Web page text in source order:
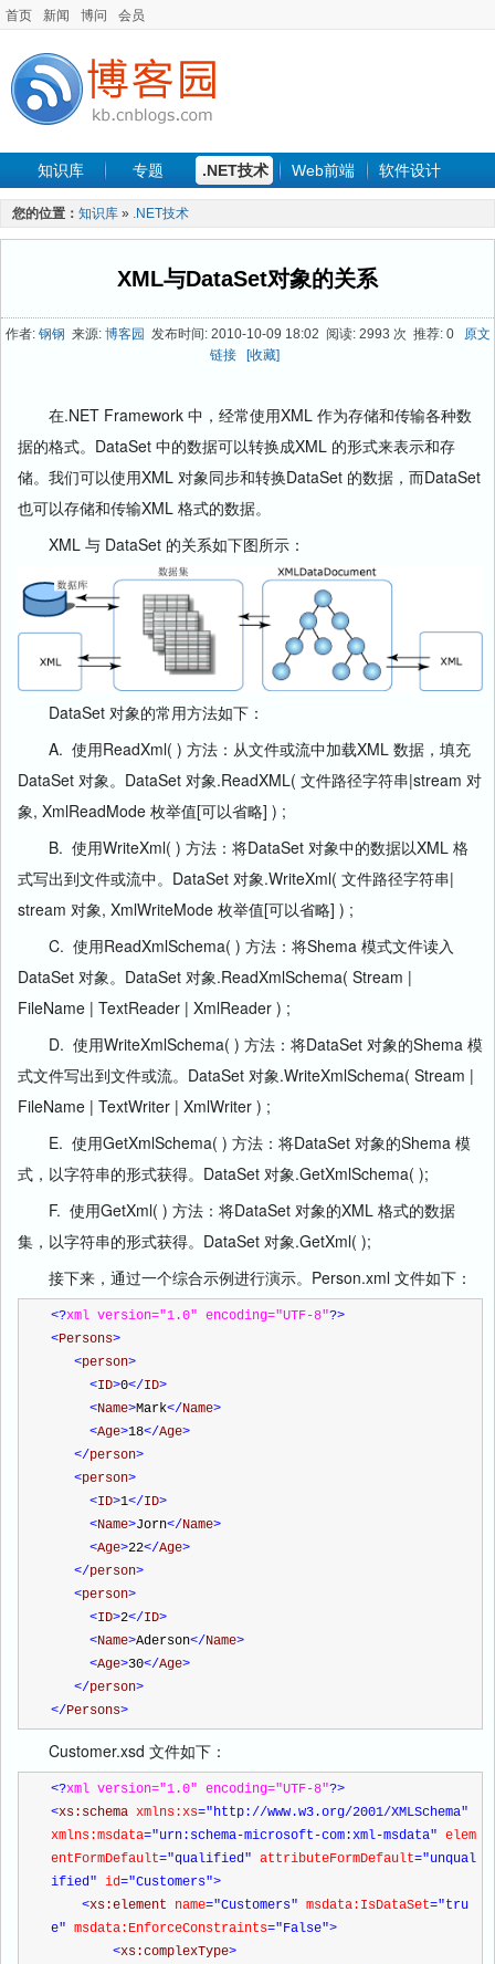
首页 新闻 博问 会员
知识库 专题 .NET技术 Web前端 软件设计
手机开发 软件工程
最新文章
您的位置： 知识库 » .NET技术
XML与DataSet对象的关系
作者: 钢钢 来源: 博客园 发布时间: 2010-10-09 18:02 阅读: 2993 次 推荐: 0
原文
链接
[收藏]
在.NET Framework 中，经常使用XML 作为存储和传输各种数
据的格式。DataSet 中的数据可以转换成XML 的形式来表示和存
储。我们可以使用XML 对象同步和转换DataSet 的数据，而DataSet
也可以存储和传输XML 格式的数据。
XML 与 DataSet 的关系如下图所示：
DataSet 对象的常用方法如下：
A. 使用ReadXml( ) 方法：从文件或流中加载XML 数据，填充
DataSet 对象。DataSet 对象.ReadXML( 文件路径字符串|stream 对
象, XmlReadMode 枚举值[可以省略] ) ;
B. 使用WriteXml( ) 方法：将DataSet 对象中的数据以XML 格
式写出到文件或流中。DataSet 对象.WriteXml( 文件路径字符串|
stream 对象, XmlWriteMode 枚举值[可以省略] ) ;
C. 使用ReadXmlSchema( ) 方法：将Shema 模式文件读入
DataSet 对象。DataSet 对象.ReadXmlSchema( Stream |
FileName | TextReader | XmlReader ) ;
D. 使用WriteXmlSchema( ) 方法：将DataSet 对象的Shema 模
式文件写出到文件或流。DataSet 对象.WriteXmlSchema( Stream |
FileName | TextWriter | XmlWriter ) ;
E. 使用GetXmlSchema( ) 方法：将DataSet 对象的Shema 模
式，以字符串的形式获得。DataSet 对象.GetXmlSchema( );
F. 使用GetXml( ) 方法：将DataSet 对象的XML 格式的数据
集，以字符串的形式获得。DataSet 对象.GetXml( );
接下来，通过一个综合示例进行演示。Person.xml 文件如下：
<?xml version="1.0" encoding="UTF-8"?>
<Persons>
<person>
<ID>0</ID>
<Name>Mark</Name>
<Age>18</Age>
</person>
<person>
<ID>1</ID>
<Name>Jorn</Name>
<Age>22</Age>
</person>
<person>
<ID>2</ID>
<Name>Aderson</Name>
<Age>30</Age>
</person>
</Persons>
Customer.xsd 文件如下：
<?xml version="1.0" encoding="UTF-8"?>
<xs:schema xmlns:xs="http://www.w3.org/2001/XMLSchema"
xmlns:msdata="urn:schema-microsoft-com:xml-msdata" elem
entFormDefault="qualified" attributeFormDefault="unqual
ified" id="Customers">
<xs:element name="Customers" msdata:IsDataSet="tru
e" msdata:EnforceConstraints="False">
<xs:complexType>